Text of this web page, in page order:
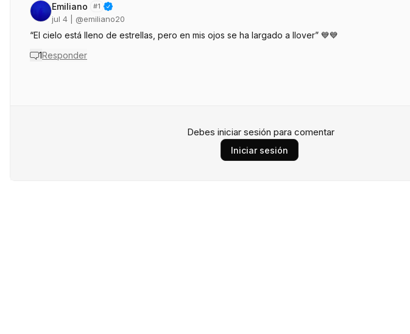
Emiliano #1
jul 4 | @emiliano20
“El cielo está lleno de estrellas, pero en mis ojos se ha largado a llover” 💙💙
1Responder
Debes iniciar sesión para comentar
Iniciar sesión